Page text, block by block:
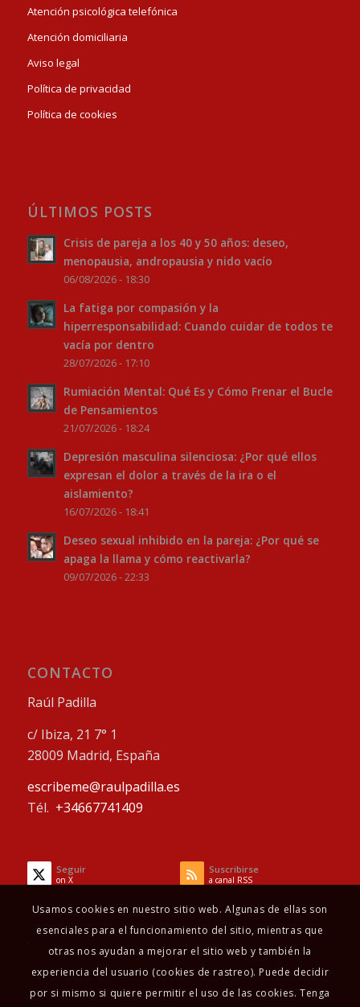
Atención psicológica telefónica
Atención domiciliaria
Aviso legal
Política de privacidad
Política de cookies
ÚLTIMOS POSTS
Crisis de pareja a los 40 y 50 años: deseo,
menopausia, andropausia y nido vacío
06/08/2026 - 18:30
La fatiga por compasión y la
hiperresponsabilidad: Cuando cuidar de todos te
vacía por dentro
28/07/2026 - 17:10
Rumiación Mental: Qué Es y Cómo Frenar el Bucle
de Pensamientos
21/07/2026 - 18:24
Depresión masculina silenciosa: ¿Por qué ellos
expresan el dolor a través de la ira o el
aislamiento?
16/07/2026 - 18:41
Deseo sexual inhibido en la pareja: ¿Por qué se
apaga la llama y cómo reactivarla?
09/07/2026 - 22:33
CONTACTO
Raúl Padilla
c/ Ibiza, 21 7° 1
28009 Madrid, España
escribeme@raulpadilla.es
Tél. +34667741409
Seguir
on X
Suscribirse
a canal RSS
Usamos cookies en nuestro sitio web. Algunas de ellas son
esenciales para el funcionamiento del sitio, mientras que
otras nos ayudan a mejorar el sitio web y también la
experiencia del usuario (cookies de rastreo). Puede decidir
por si mismo si quiere permitir el uso de las cookies. Tenga